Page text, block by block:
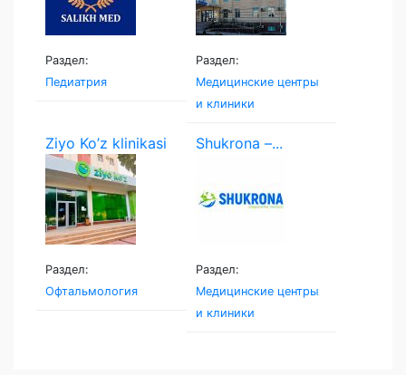
Раздел:
Педиатрия
Раздел:
Медицинские центры
и клиники
Ziyo Ko’z klinikasi
Раздел:
Офтальмология
Shukrona –...
Раздел:
Медицинские центры
и клиники